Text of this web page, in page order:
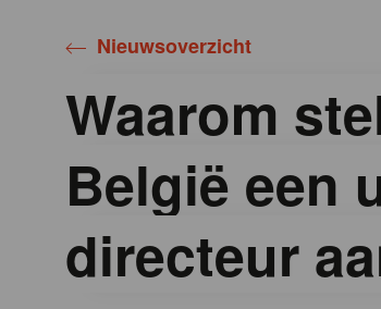
Nieuwsoverzicht
Waarom
België een
directeur